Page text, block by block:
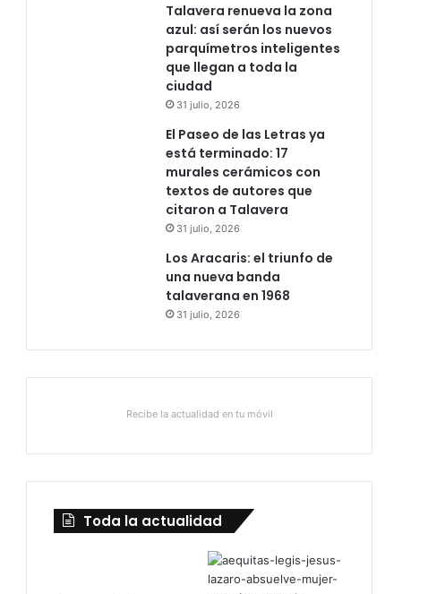
Talavera renueva la zona
azul: así serán los nuevos
parquímetros inteligentes
que llegan a toda la
ciudad
31 julio, 2026
El Paseo de las Letras ya
está terminado: 17
murales cerámicos con
textos de autores que
citaron a Talavera
31 julio, 2026
Los Aracaris: el triunfo de
una nueva banda
talaverana en 1968
31 julio, 2026
Recibe la actualidad en tu móvil
Toda la actualidad